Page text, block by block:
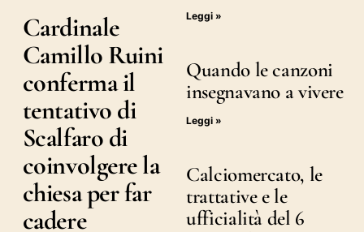
Cardinale
Camillo Ruini
conferma il
tentativo di
Scalfaro di
coinvolgere la
chiesa per far
cadere
Leggi »
Quando le canzoni
insegnavano a vivere
Leggi »
Calciomercato, le
trattative e le
ufficialità del 6